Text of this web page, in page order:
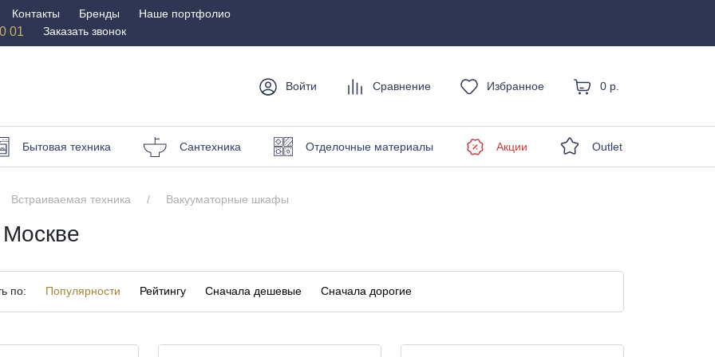
Контакты Бренды Наше портфолио
01 Заказать звонок
Войти Сравнение Избранное 0 р.
Бытовая техника Сантехника Отделочные материалы Акции Outlet
стулья
спальни
Кресла для офиса Шезлонги и зонты
Встраиваемая техника Вакууматорные шкафы
по: Популярности Рейтингу Сначала дешевые Сначала дорогие